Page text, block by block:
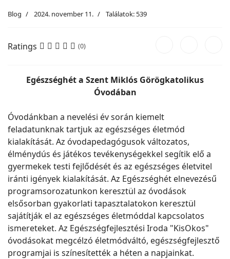
Blog 2024. november 11. Találatok: 539
Ratings (0)
Egészséghét a Szent Miklós Görögkatolikus
Óvodában
Óvodánkban a nevelési év során kiemelt
feladatunknak tartjuk az egészséges életmód
kialakítását. Az óvodapedagógusok változatos,
élménydús és játékos tevékenységekkel segítik elő a
gyermekek testi fejlődését és az egészséges életvitel
iránti igények kialakítását. Az Egészséghét elnevezésű
programsorozatunkon keresztül az óvodások
elsősorban gyakorlati tapasztalatokon keresztül
sajátítják el az egészséges életmóddal kapcsolatos
ismereteket. Az Egészségfejlesztési Iroda "KisOkos"
óvodásokat megcélzó életmódváltó, egészségfejlesztő
programjai is színesítették a héten a napjainkat.